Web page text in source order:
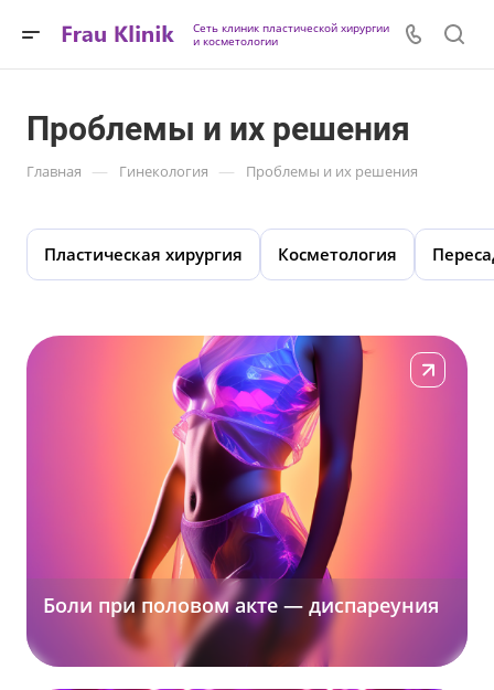
Сеть клиник пластической хирургии
и косметологии
Проблемы и их решения
Главная — Гинекология — Проблемы и их решения
Пластическая хирургия Косметология
Боли при половом акте — диспареуния
Подробнее